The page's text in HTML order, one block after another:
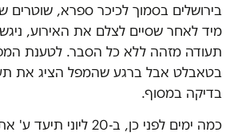
בירושלים בסמוך לכיכר ספרא, שוטרים
מיד לאחר שסיים לצלם את האירוע,
תעודה מזהה ללא כל הסבר. לטענת
בטאבלט אבל ברגע שהמפל הציג את
בדיקה במסוף.
כמה ימים לפני כן, ב-